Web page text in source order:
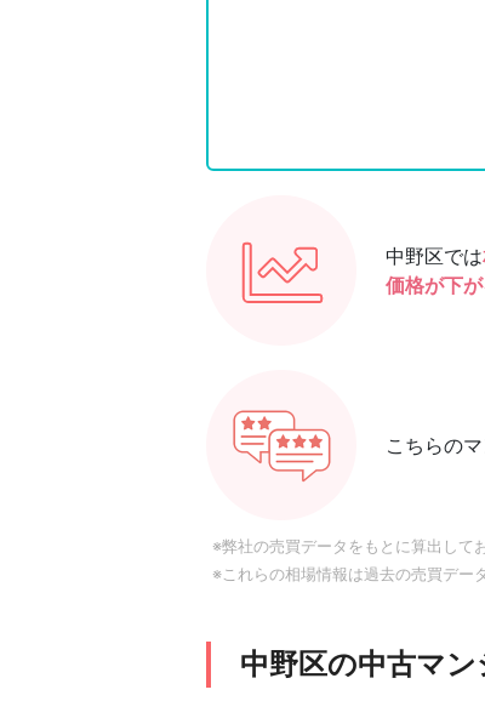
中野区では
価格が下
こちらの
※弊社の売買データをもとに算出して
※これらの相場情報は過去の売買デー
中野区の中古マ